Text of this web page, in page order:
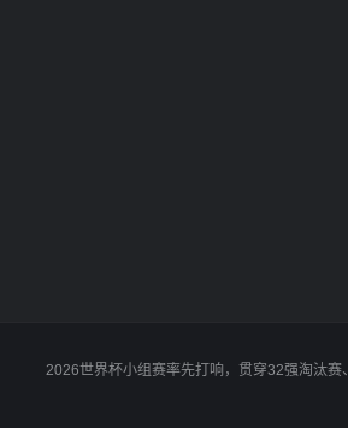
2026世界杯小组赛率先打响，贯穿32强淘汰